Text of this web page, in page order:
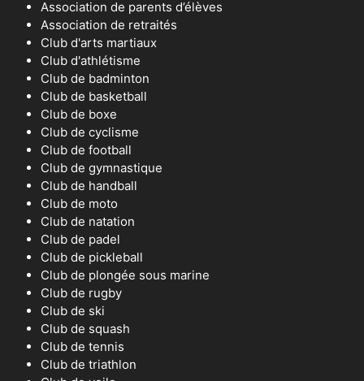
Association de parents d’élèves
Association de retraités
Club d'arts martiaux
Club d'athlétisme
Club de badminton
Club de basketball
Club de boxe
Club de cyclisme
Club de football
Club de gymnastique
Club de handball
Club de moto
Club de natation
Club de padel
Club de pickleball
Club de plongée sous marine
Club de rugby
Club de ski
Club de squash
Club de tennis
Club de triathlon